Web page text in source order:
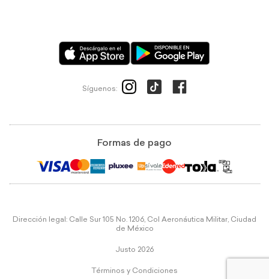
Síguenos:
Formas de pago
Dirección legal: Calle Sur 105 No. 1206, Col Aeronáutica Militar, Ciudad
de México
Justo 2026
Términos y Condiciones